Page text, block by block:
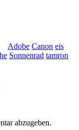
Adobe Canon eis
Sonnenrad tamron
abzugeben.